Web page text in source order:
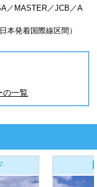
／MASTER／JCB／A
本発着国際線区間）
の一覧